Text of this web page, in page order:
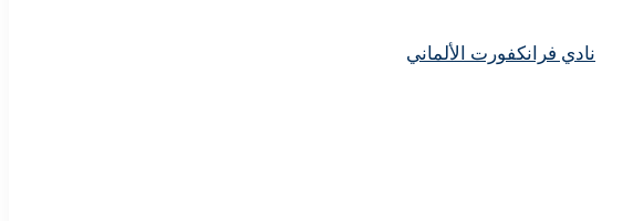
نادي فرانكفورت الألماني